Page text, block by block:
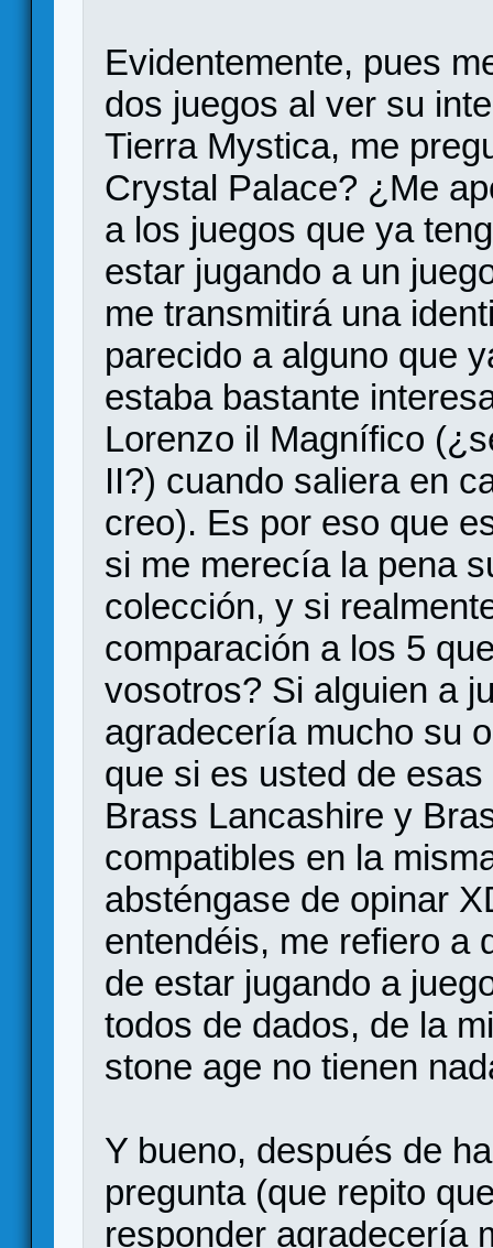
Evidentemente, pues
dos juegos al ver su
Tierra Mystica, me
Crystal Palace? ¿Me
a los juegos que ya
estar jugando a un
me transmitirá una
parecido a alguno que
estaba bastante
Lorenzo il Magnífico
II?) cuando saliera en
creo). Es por eso que
si me merecía la pena
colección, y si
comparación a los 5
vosotros? Si alguien a
agradecería mucho su
que si es usted de
Brass Lancashire y
compatibles en la
absténgase de opinar
entendéis, me refiero a
de estar jugando a
todos de dados, de la
stone age no tienen
Y bueno, después de
pregunta (que repito
responder agradecería